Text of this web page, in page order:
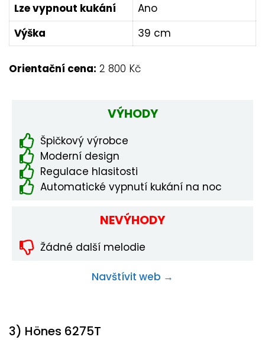
Lze vypnout kukání
Ano
Výška
39 cm
Orientační cena: 2 800 Kč
VÝHODY
Špičkový výrobce
Moderní design
Regulace hlasitosti
Automatické vypnutí kukání na noc
NEVÝHODY
Žádné další melodie
Navštívit web →
3) Hönes 6275T